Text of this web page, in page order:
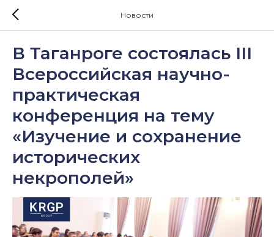
Новости
В Таганроге состоялась III
Всероссийская научно-
практическая
конференция на тему
«Изучение и сохранение
исторических
некрополей»